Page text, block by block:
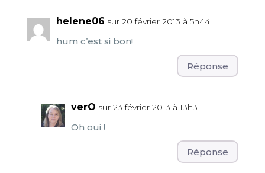
helene06 sur 20 février 2013 à 5h44
hum c’est si bon!
Réponse
verO sur 23 février 2013 à 13h31
Oh oui !
Réponse